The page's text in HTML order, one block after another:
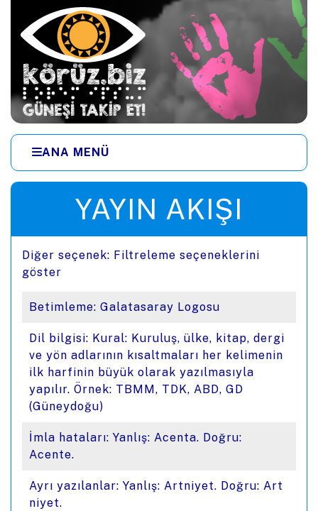
Ana içeriğe zıpla
ANA MENÜ
YAYIN AKIŞI
Diğer seçenek: Filtreleme seçeneklerini
göster
Betimleme: Galatasaray Logosu
Dil bilgisi: Kural: Kuruluş, ülke, kitap, dergi
ve yön adlarının kısaltmaları her kelimenin
ilk harfinin büyük olarak yazılmasıyla
yapılır. Örnek: TBMM, TDK, ABD, GD
(Güneydoğu)
İmla hataları: Yanlış: Acenta. Doğru:
Acente.
Ayrı yazılanlar: Yanlış: Artniyet. Doğru: Art
niyet.
Menüye zıpla